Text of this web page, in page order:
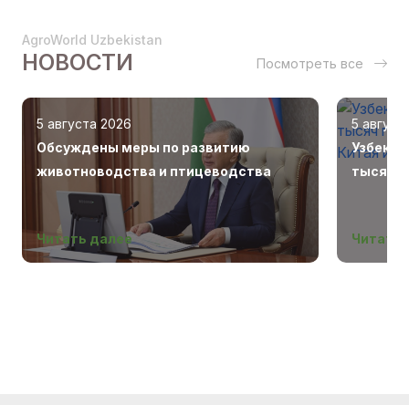
AgroWorld Uzbekistan
НОВОСТИ Посмотреть все
5 августа 2026
Обсуждены меры по развитию
животноводства и птицеводства
Читать далее
5
тысяч
Читать